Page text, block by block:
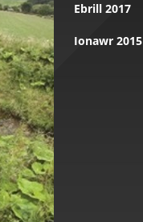
Ebrill 2017
Ionawr 2015